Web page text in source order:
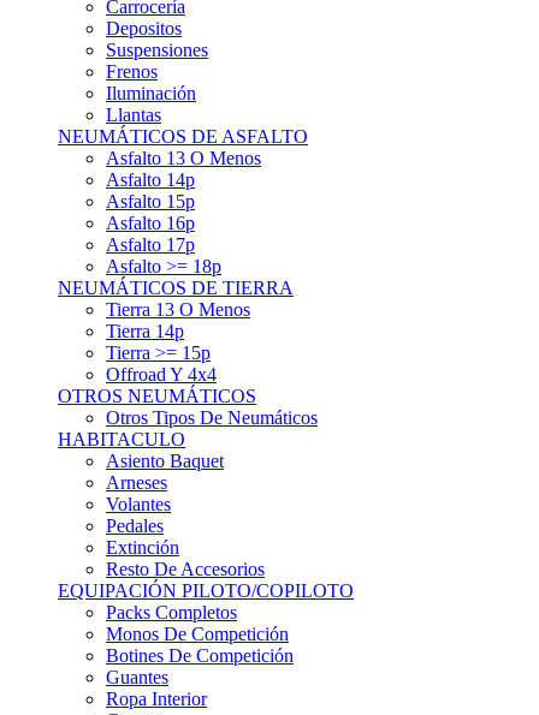
Carrocería
Depositos
Suspensiones
Frenos
Iluminación
Llantas
NEUMÁTICOS DE ASFALTO
Asfalto 13 O Menos
Asfalto 14p
Asfalto 15p
Asfalto 16p
Asfalto 17p
Asfalto >= 18p
NEUMÁTICOS DE TIERRA
Tierra 13 O Menos
Tierra 14p
Tierra >= 15p
Offroad Y 4x4
OTROS NEUMÁTICOS
Otros Tipos De Neumáticos
HABITACULO
Asiento Baquet
Arneses
Volantes
Pedales
Extinción
Resto De Accesorios
EQUIPACIÓN PILOTO/COPILOTO
Packs Completos
Monos De Competición
Botines De Competición
Guantes
Ropa Interior